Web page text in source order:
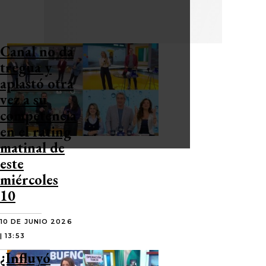
Canal no da
tregua y
aplastó otra
vez a su
competencia
en el rating
matinal de
este
miércoles
10
10 DE JUNIO 2026
| 13:53
¿Influyó